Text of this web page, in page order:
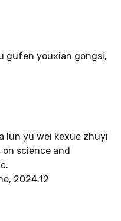
gufen youxian gongsi,
lun yu wei kexue zhuyi
science and
2024.12